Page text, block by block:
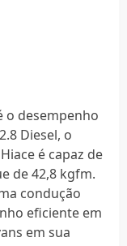
o desempenho
Diesel, o
é capaz de
de 42,8 kgfm.
condução
eficiente em
em sua